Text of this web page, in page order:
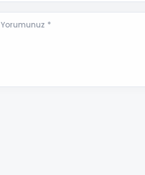
Yorumunuz *